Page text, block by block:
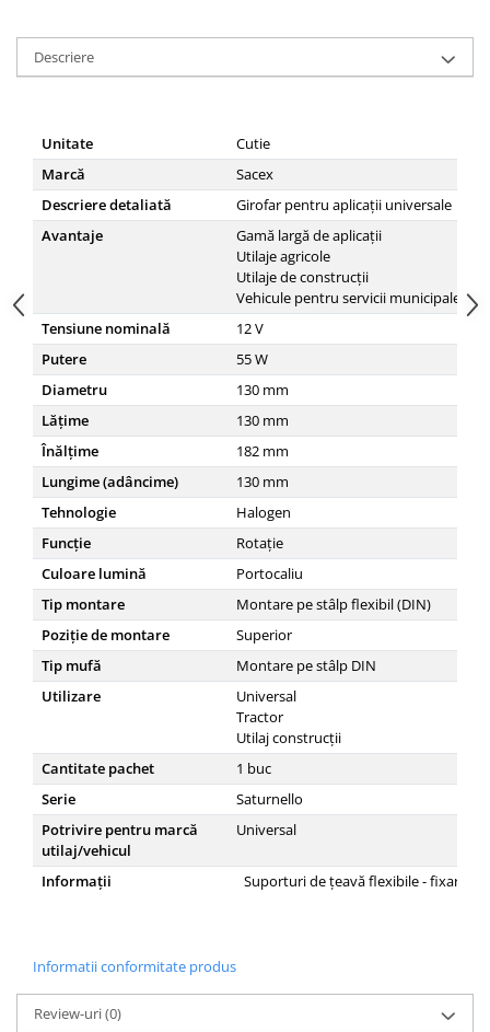
Descriere
Unitate
Cutie
Marcă
Sacex
Descriere detaliată
Girofar pentru aplicații universale
Avantaje
Gamă largă de aplicații
Utilaje agricole
Utilaje de construcții
Vehicule pentru servicii municipale
Tensiune nominală
12V
Putere
55W
Diametru
130 mm
Lățime
130 mm
Înălţime
182 mm
Lungime (adâncime)
130 mm
Tehnologie
Halogen
Funcţie
Rotație
Culoare lumină
Portocaliu
Tip montare
Montare pe stâlp flexibil (DIN)
Poziție de montare
Superior
Tip mufă
Montare pe stâlp DIN
Utilizare
Universal
Tractor
Utilaj construcții
Cantitate pachet
1 buc
Serie
Saturnello
Potrivire pentru marcă
utilaj/vehicul
Universal
Informații Suporturi de țeavă flexibile - fixare
Informatii conformitate produs
Review-uri(0)